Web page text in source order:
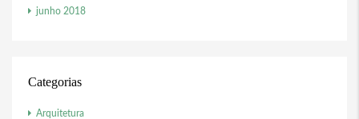
junho 2018
Categorias
Arquitetura